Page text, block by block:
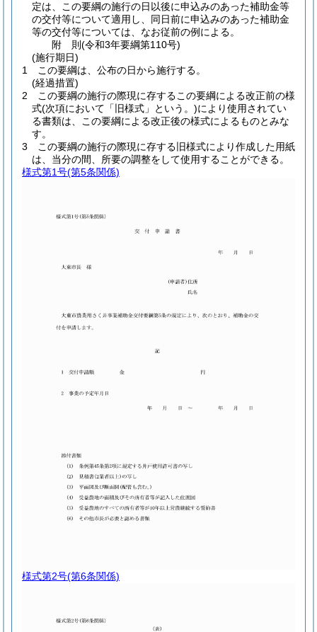
定は、この要綱の施行の日以後に申込みのあった補助金等
の交付等について適用し、同日前に申込みのあった補助金
等の交付等については、なお従前の例による。
附 則(令和3年要綱第110号)
(施行期日)
1
この要綱は、公布の日から施行する。
(経過措置)
2
この要綱の施行の際現に存するこの要綱による改正前の様
式(次項において「旧様式」という。)により使用されてい
る書類は、この要綱による改正後の様式によるものとみな
す。
3
この要綱の施行の際現に存する旧様式により作成した用紙
は、当分の間、所要の調整をして使用することができる。
様式第1号(第5条関係)
様式第2号(第6条関係)